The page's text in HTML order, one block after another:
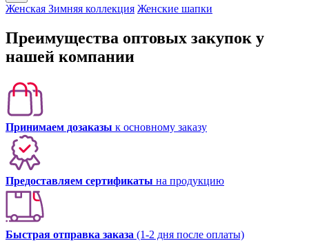
Женская Зимняя коллекция Женские шапки
Преимущества оптовых закупок у
нашей компании
Принимаем дозаказы к основному заказу
Предоставляем сертификаты на продукцию
Быстрая отправка заказа (1-2 дня после оплаты)